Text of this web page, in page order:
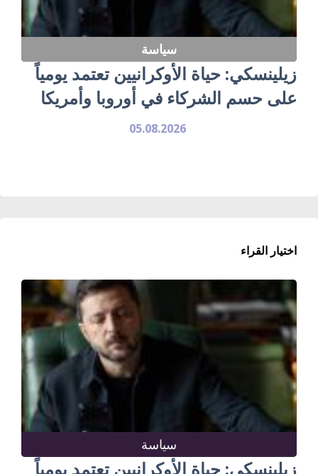
سياسة
زيلينسكي: حياة الأوكرانيين تعتمد يومياً
على حسم الشركاء في أوروبا وأمريكا
05.08.2026
اختيار القراء
سياسة
زيلينسكي: حياة الأوكرانيين تعتمد يومياً